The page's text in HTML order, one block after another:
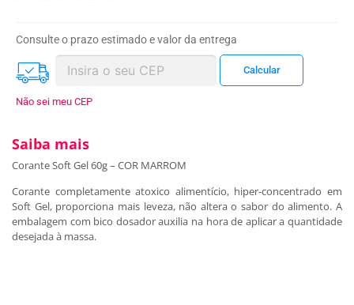
Consulte o prazo estimado e valor da entrega
Não sei meu CEP
Saiba mais
Corante Soft Gel 60g – COR MARROM
Corante completamente atoxico alimentício, hiper-concentrado em
Soft Gel, proporciona mais leveza, não altera o sabor do alimento. A
embalagem com bico dosador auxilia na hora de aplicar a quantidade
desejada à massa.